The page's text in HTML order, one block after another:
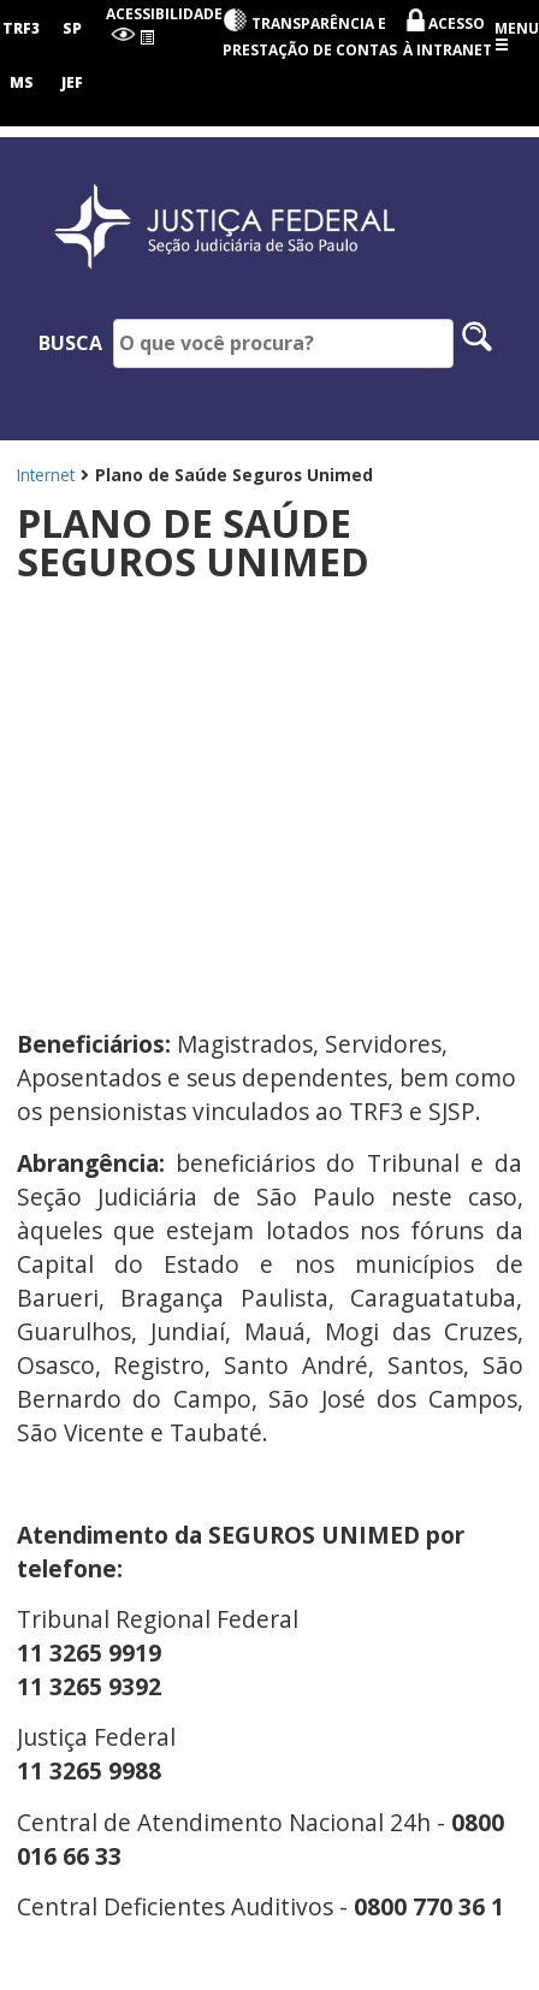
Judiciária
Paulo
TRF3 SP
MS JEF
ACESSIBILIDADE
TRANSPARÊNCIA E
PRESTAÇÃO DE CONTAS
ACESSO
À INTRANET
MENU
BUSCA
Internet Plano de Saúde Seguros Unimed
PLANO DE SAÚDE
SEGUROS UNIMED
Beneficiários: Magistrados, Servidores,
Aposentados e seus dependentes, bem como
os pensionistas vinculados ao TRF3 e SJSP.
Abrangência: beneficiários do Tribunal e da
Seção Judiciária de São Paulo neste caso,
àqueles que estejam lotados nos fóruns da
Capital do Estado e nos municípios de
Barueri, Bragança Paulista, Caraguatatuba,
Guarulhos, Jundiaí, Mauá, Mogi das Cruzes,
Osasco, Registro, Santo André, Santos, São
Bernardo do Campo, São José dos Campos,
São Vicente e Taubaté.
Atendimento da SEGUROS UNIMED por
telefone:
Tribunal Regional Federal
11 3265 9919
11 3265 9392
Justiça Federal
11 3265 9988
Central de Atendimento Nacional 24h - 0800
016 66 33
Central Deficientes Auditivos - 0800 770 36 1